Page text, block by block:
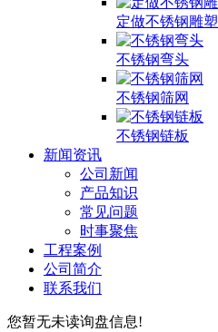
定做不锈钢雕塑
不锈钢弯头
不锈钢筛网
不锈钢链板
新闻资讯
公司新闻
产品知识
常见问题
时事聚焦
工程案例
公司简介
联系我们
您暂无未读询盘信息!